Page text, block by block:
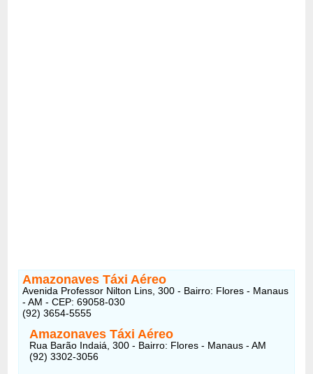
Amazonaves Táxi Aéreo
Avenida Professor Nilton Lins, 300 - Bairro: Flores - Manaus
- AM - CEP: 69058-030
(92) 3654-5555
Amazonaves Táxi Aéreo
Rua Barão Indaiá, 300 - Bairro: Flores - Manaus - AM
(92) 3302-3056